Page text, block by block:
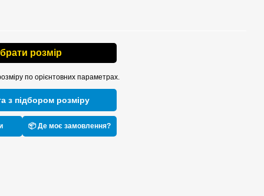
розмір
по орієнтовних параметрах.
з підбором розміру
📦 Де моє замовлення?